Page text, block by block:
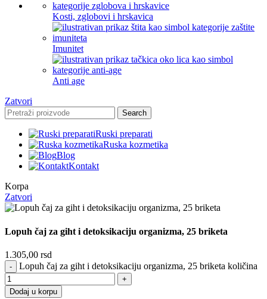
Kosti, zglobovi i hrskavica
Imunitet
Anti age
Zatvori
Search
Ruski preparati
Ruska kozmetika
Blog
Kontakt
Korpa
Zatvori
Lopuh čaj za giht i detoksikaciju organizma, 25 briketa
1.305,00 rsd
Lopuh čaj za giht i detoksikaciju organizma, 25 briketa količina
Dodaj u korpu